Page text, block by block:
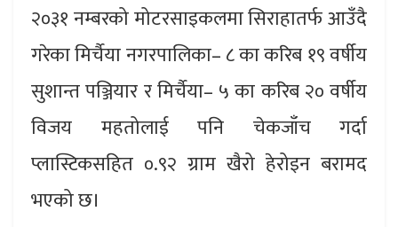
२०३१ नम्बरको मोटरसाइकलमा सिराहातर्फ आउँदै
गरेका मिर्चैया नगरपालिका– ८ का करिब १९ वर्षीय
सुशान्त पञ्जियार र मिर्चैया– ५ का करिब २० वर्षीय
विजय महतोलाई पनि चेकजाँच गर्दा
प्लास्टिकसहित ०.९२ ग्राम खैरो हेरोइन बरामद
भएको छ।